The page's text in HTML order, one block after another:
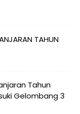
TAHUN
Tahun
Gelombang 3